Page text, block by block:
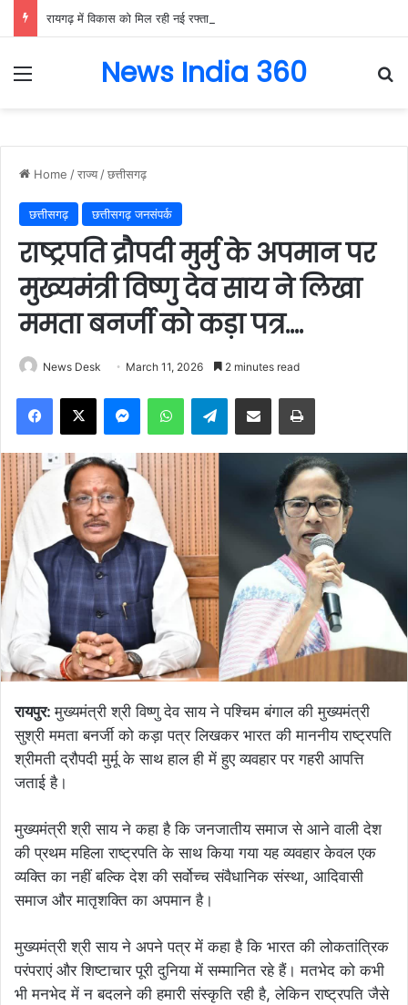
Menu News India 360
Home /राज्य /छत्तीसगढ़
छत्तीसगढ़ छत्तीसगढ़ जनसंपर्क
राष्ट्रपति द्रौपदी मुर्मु के अपमान पर
मुख्यमंत्री विष्णु देव साय ने लिखा
ममता बनर्जी को कड़ा पत्र….
News Desk March 11, 2026 2 minutes read
Facebook
X MessengerWhatsAppTelegramShare via Email Print
रायपुर:मुख्यमंत्री श्री विष्णु देव साय ने पश्चिम बंगाल की मुख्यमंत्री
सुश्री ममता बनर्जी को कड़ा पत्र लिखकर भारत की माननीय राष्ट्रपति
श्रीमती द्रौपदी मुर्मू के साथ हाल ही में हुए व्यवहार पर गहरी आपत्ति
जताई है।
मुख्यमंत्री श्री साय ने कहा है कि जनजातीय समाज से आने वाली देश
की प्रथम महिला राष्ट्रपति के साथ किया गया यह व्यवहार केवल एक
व्यक्ति का नहीं बल्कि देश की सर्वोच्च संवैधानिक संस्था, आदिवासी
समाज और मातृशक्ति का अपमान है।
मुख्यमंत्री श्री साय ने अपने पत्र में कहा है कि भारत की लोकतांत्रिक
परंपराएं और शिष्टाचार पूरी दुनिया में सम्मानित रहे हैं। मतभेद को कभी
भी मनभेद में न बदलने की हमारी संस्कृति रही है, लेकिन राष्ट्रपति जैसे